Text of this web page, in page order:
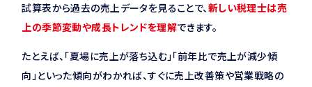
試算表から過去の売上データを見ることで、新しい税理士は売
上の季節変動や成長トレンドを理解できます。
たとえば、「夏場に売上が落ち込む」「前年比で売上が減少傾
向」といった傾向がわかれば、すぐに売上改善策や営業戦略の